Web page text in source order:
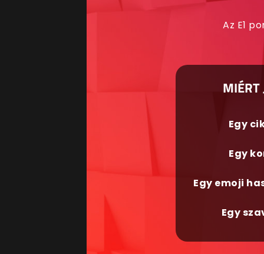
Az E1
MIÉRT
Egy
Egy
Egy emoji
Egy